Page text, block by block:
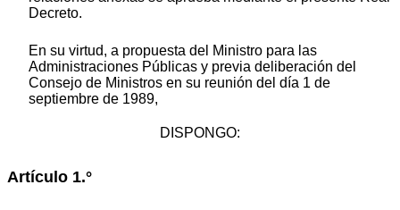
Decreto.
En su virtud, a propuesta del Ministro para las
Administraciones Públicas y previa deliberación del
Consejo de Ministros en su reunión del día 1 de
septiembre de 1989,
DISPONGO:
Artículo 1.°